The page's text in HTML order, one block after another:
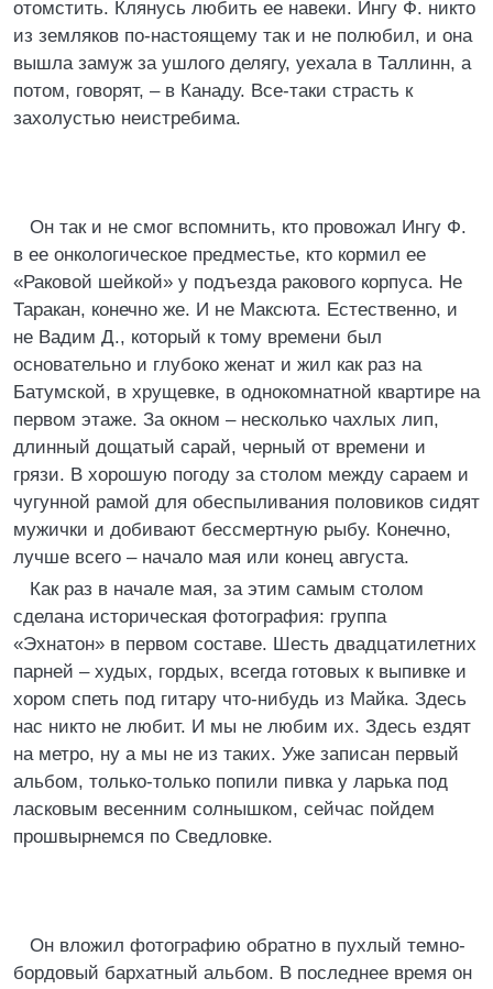
отомстить. Клянусь любить ее навеки. Ингу Ф. никто
из земляков по-настоящему так и не полюбил, и она
вышла замуж за ушлого делягу, уехала в Таллинн, а
потом, говорят, – в Канаду. Все-таки страсть к
захолустью неистребима.
Он так и не смог вспомнить, кто провожал Ингу Ф.
в ее онкологическое предместье, кто кормил ее
«Раковой шейкой» у подъезда ракового корпуса. Не
Таракан, конечно же. И не Максюта. Естественно, и
не Вадим Д., который к тому времени был
основательно и глубоко женат и жил как раз на
Батумской, в хрущевке, в однокомнатной квартире на
первом этаже. За окном – несколько чахлых лип,
длинный дощатый сарай, черный от времени и
грязи. В хорошую погоду за столом между сараем и
чугунной рамой для обеспыливания половиков сидят
мужички и добивают бессмертную рыбу. Конечно,
лучше всего – начало мая или конец августа.
Как раз в начале мая, за этим самым столом
сделана историческая фотография: группа
«Эхнатон» в первом составе. Шесть двадцатилетних
парней – худых, гордых, всегда готовых к выпивке и
хором спеть под гитару что-нибудь из Майка. Здесь
нас никто не любит. И мы не любим их. Здесь ездят
на метро, ну а мы не из таких. Уже записан первый
альбом, только-только попили пивка у ларька под
ласковым весенним солнышком, сейчас пойдем
прошвырнемся по Сведловке.
Он вложил фотографию обратно в пухлый темно-
бордовый бархатный альбом. В последнее время он